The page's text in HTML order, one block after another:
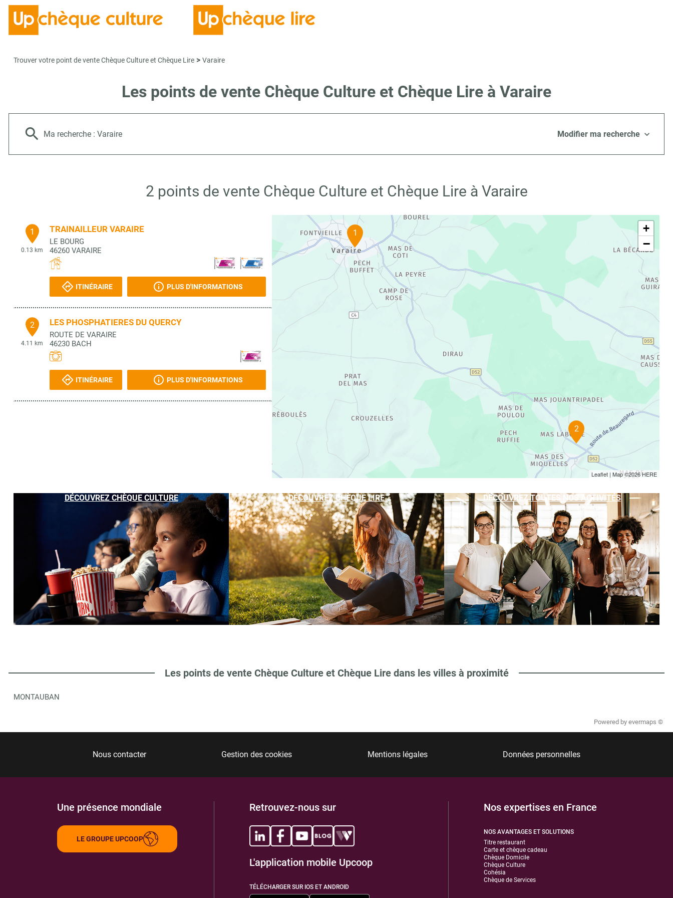
Trouver votre point de vente Chèque Culture et Chèque Lire > Varaire
Les points de vente Chèque Culture et Chèque Lire à Varaire
Ma recherche : Varaire Modifier ma recherche
2 points de vente Chèque Culture et Chèque Lire à Varaire
1
0.13 km
TRAINAILLEUR VARAIRE
LE BOURG
46260 VARAIRE
ITINÉRAIRE PLUS D'INFORMATIONS
2
4.11 km
LES PHOSPHATIERES DU QUERCY
ROUTE DE VARAIRE
46230 BACH
ITINÉRAIRE PLUS D'INFORMATIONS
2
1 +
−
Leaflet | Map ©2026HERE
DÉCOUVREZ CHÈQUE CULTURE DÉCOUVREZ CHÈQUE LIRE DÉCOUVREZ TOUTES NOS ACTIVITÉS
Les points de vente Chèque Culture et Chèque Lire dans les villes à proximité
MONTAUBAN
Powered by evermaps ©
Nous contacter Gestion des cookies Mentions légales Données personnelles
Une présence mondiale
LE GROUPE UPCOOP
Retrouvez-nous sur
L'application mobile Upcoop
TÉLÉCHARGER SUR IOS ET ANDROID
Nos expertises en France
NOS AVANTAGES ET SOLUTIONS
Titre restaurant
Carte et chèque cadeau
Chèque Domicile
Chèque Culture
Cohésia
Chèque de Services